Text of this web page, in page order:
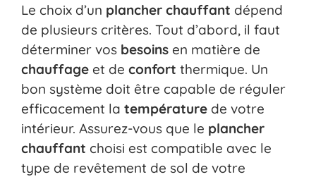
Le choix d’un plancher chauffant dépend
de plusieurs critères. Tout d’abord, il faut
déterminer vos besoins en matière de
chauffage et de confort thermique. Un
bon système doit être capable de réguler
efficacement la température de votre
intérieur. Assurez-vous que le plancher
chauffant choisi est compatible avec le
type de revêtement de sol de votre